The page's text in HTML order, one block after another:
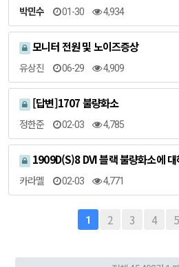
박민수 01-30 4,934
모니터 전원 및 노이즈증상
유상진 06-29 4,909
[답변]1707 불량화소
정한준 02-03 4,785
1909D(S)8 DVI 블랙 불량화소에
카라멜 02-03 4,771
1 2 3 4 5